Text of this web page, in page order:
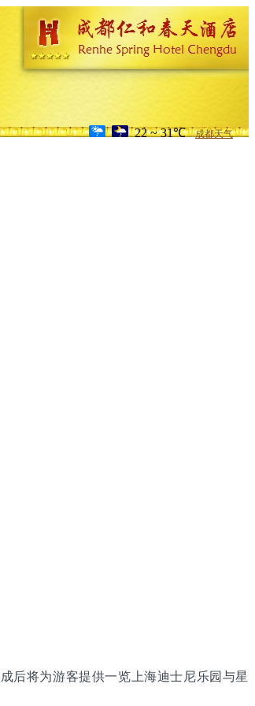
22 ~ 31℃ 成都天气
后将为游客提供一览上海迪士尼乐园与星